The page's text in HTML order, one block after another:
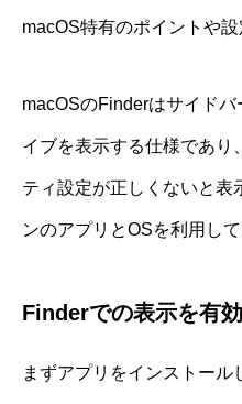
macOS特有のポイントや
macOSのFinderはサイド
イブを表示する仕様であり
ティ設定が正しくないと表
ンのアプリとOSを利用し
Finderでの表示を有
まずアプリをインストール